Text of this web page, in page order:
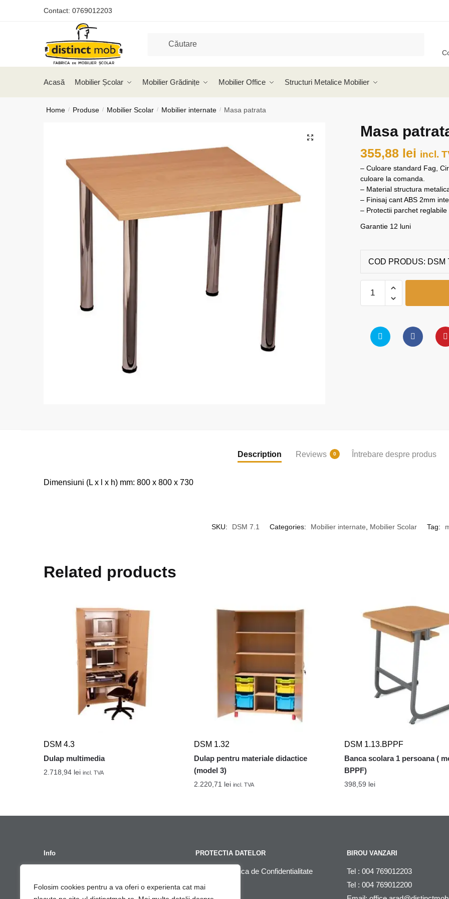
Folosim cookies pentru a va oferi o experienta cat mai
Contact: 0769012203
Acasă Mobilier Școlar Mobilier Grădinițe Mobilier Office Structuri Metalice Mobilier
Home / Produse / Mobilier Scolar / Mobilier internate / Masa patrata
🔍 Masa
355,88 lei incl.
– Culoare standard Fag,
culoare la comanda.
– Material structura
– Finisaj cant ABS 2mm
– Protectii parchet reglabile
Garantie 12 luni
COD PRODUS: DSM
patrata
Description Reviews 0 Întrebare despre produs
Dimensiuni (L x l x h) mm: 800 x 800 x 730
SKU: DSM 7.1 Categories: Mobilier internate Mobilier Scolar Tag:
Related products
DSM 4.3
Dulap multimedia
2.718,94 lei incl. TVA
DSM 1.32
Dulap pentru materiale didactice
(model 3)
2.220,71 lei incl. TVA
DSM 1.13.BPPF
Banca scolara 1 persoana (
BPPF)
398,59 lei
Info
Contact
PROTECTIA DATELOR
GDPR – Politica de Confidentialitate
Cont GDPR
BIROU VANZARI
Tel : 004 769012203
Tel : 004 769012200